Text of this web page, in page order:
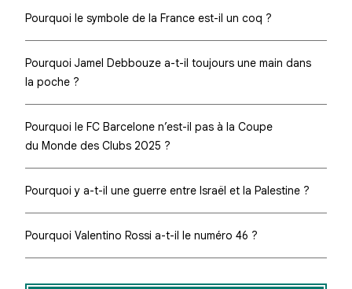
Pourquoi le symbole de la France est-il un coq ?
Pourquoi Jamel Debbouze a-t-il toujours une main dans
la poche ?
Pourquoi le FC Barcelone n’est-il pas à la Coupe
du Monde des Clubs 2025 ?
Pourquoi y a-t-il une guerre entre Israël et la Palestine ?
Pourquoi Valentino Rossi a-t-il le numéro 46 ?